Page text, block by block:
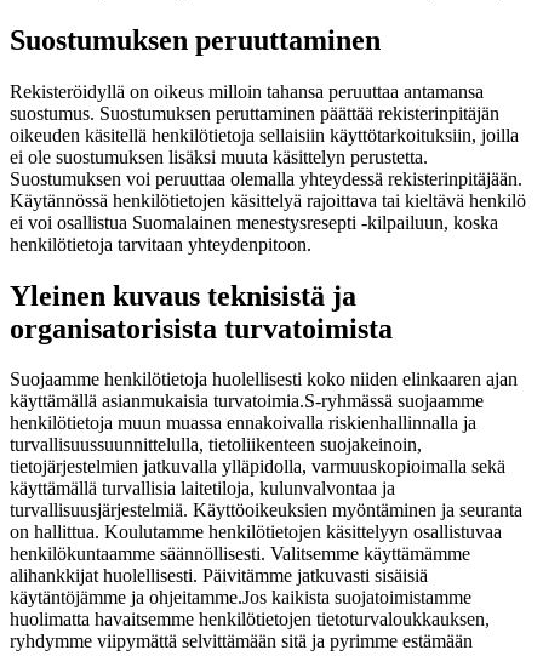
Suostumuksen peruuttaminen
Rekisteröidyllä on oikeus milloin tahansa peruuttaa antamansa
suostumus. Suostumuksen peruttaminen päättää rekisterinpitäjän
oikeuden käsitellä henkilötietoja sellaisiin käyttötarkoituksiin, joilla
ei ole suostumuksen lisäksi muuta käsittelyn perustetta.
Suostumuksen voi peruuttaa olemalla yhteydessä rekisterinpitäjään.
Käytännössä henkilötietojen käsittelyä rajoittava tai kieltävä henkilö
ei voi osallistua Suomalainen menestysresepti -kilpailuun, koska
henkilötietoja tarvitaan yhteydenpitoon.
Yleinen kuvaus teknisistä ja
organisatorisista turvatoimista
Suojaamme henkilötietoja huolellisesti koko niiden elinkaaren ajan
käyttämällä asianmukaisia turvatoimia.S-ryhmässä suojaamme
henkilötietoja muun muassa ennakoivalla riskienhallinnalla ja
turvallisuussuunnittelulla, tietoliikenteen suojakeinoin,
tietojärjestelmien jatkuvalla ylläpidolla, varmuuskopioimalla sekä
käyttämällä turvallisia laitetiloja, kulunvalvontaa ja
turvallisuusjärjestelmiä. Käyttöoikeuksien myöntäminen ja seuranta
on hallittua. Koulutamme henkilötietojen käsittelyyn osallistuvaa
henkilökuntaamme säännöllisesti. Valitsemme käyttämämme
alihankkijat huolellisesti. Päivitämme jatkuvasti sisäisiä
käytäntöjämme ja ohjeitamme.Jos kaikista suojatoimistamme
huolimatta havaitsemme henkilötietojen tietoturvaloukkauksen,
ryhdymme viipymättä selvittämään sitä ja pyrimme estämään